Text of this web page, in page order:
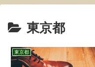
東京都
東京都